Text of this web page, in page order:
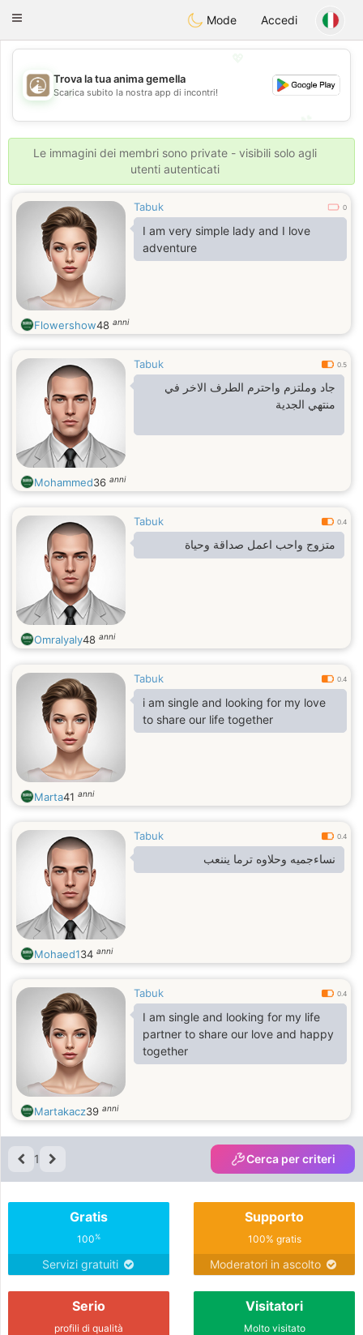
ahebik
Toggle
Mode Accedi
💖
💕
Trova la tua anima gemella
Scarica subito la nostra app di incontri!
Le immagini dei membri sono private - visibili solo agli
utenti autenticati
Tabuk 0
I am very simple lady and I love
adventure
Flowershow48 anni
Tabuk 0.5
جاد وملتزم واحترم الطرف الاخر في
منتهي الجدية
Mohammed36 anni
Tabuk 0.4
متزوج واحب اعمل صداقة وحياة
Omralyaly48 anni
Tabuk 0.4
i am single and looking for my love
to share our life together
Marta41 anni
Tabuk 0.4
نساءجميه وحلاوه ترما يننعب
Mohaed134 anni
Tabuk 0.4
I am single and looking for my life
partner to share our love and happy
together
Martakacz39 anni
1 Cerca per criteri
Gratis
100%
Servizi gratuiti
Supporto
100% gratis
Moderatori in ascolto
Serio
profili di qualità
Visitatori
Molto visitato